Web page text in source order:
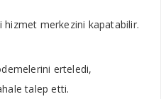
hizmet merkezini kapatabilir.
erteledi,
talep etti.